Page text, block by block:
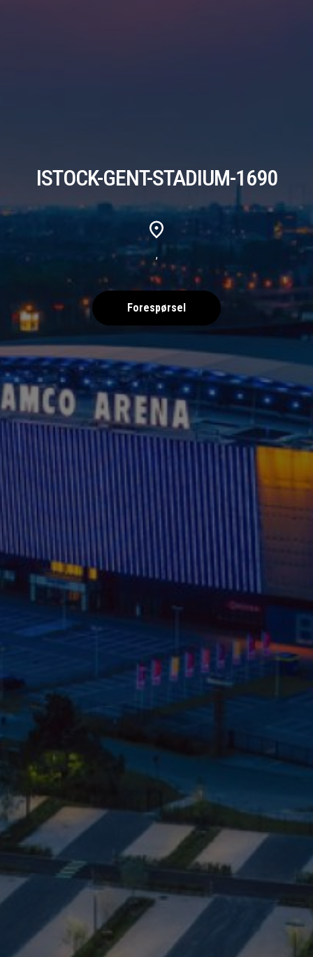
ISTOCK-GENT-STADIUM-1690
,
Forespørsel